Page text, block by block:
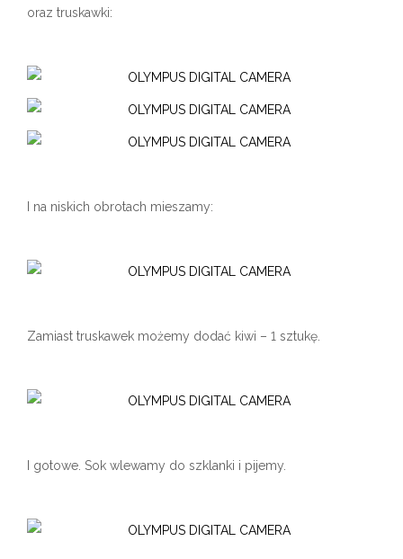
oraz truskawki:
I na niskich obrotach mieszamy:
Zamiast truskawek możemy dodać kiwi – 1 sztukę.
I gotowe. Sok wlewamy do szklanki i pijemy.